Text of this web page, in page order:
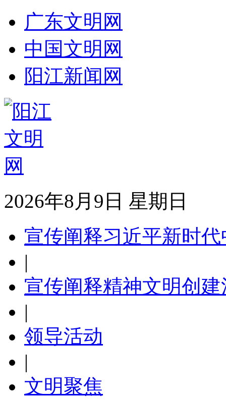
广东文明网
中国文明网
阳江新闻网
2026年8月9日 星期日
宣传阐释习近平新时
|
宣传阐释精神文明创建
|
领导活动
|
文明聚焦